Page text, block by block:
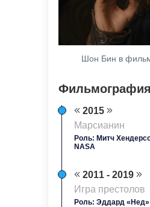
Шон Бин в
2015
Марсианин
Роль: Митч
NASA
2011 - 2019
Игра престолов
Роль: Эддард «Нед»